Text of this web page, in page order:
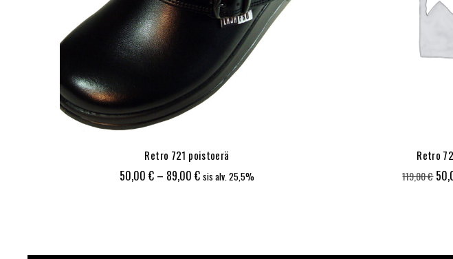
Retro 721 poistoerä
50,00 € – 89,00 €Hintaluokka:
sis alv. 25,5%
Retro
119,00€